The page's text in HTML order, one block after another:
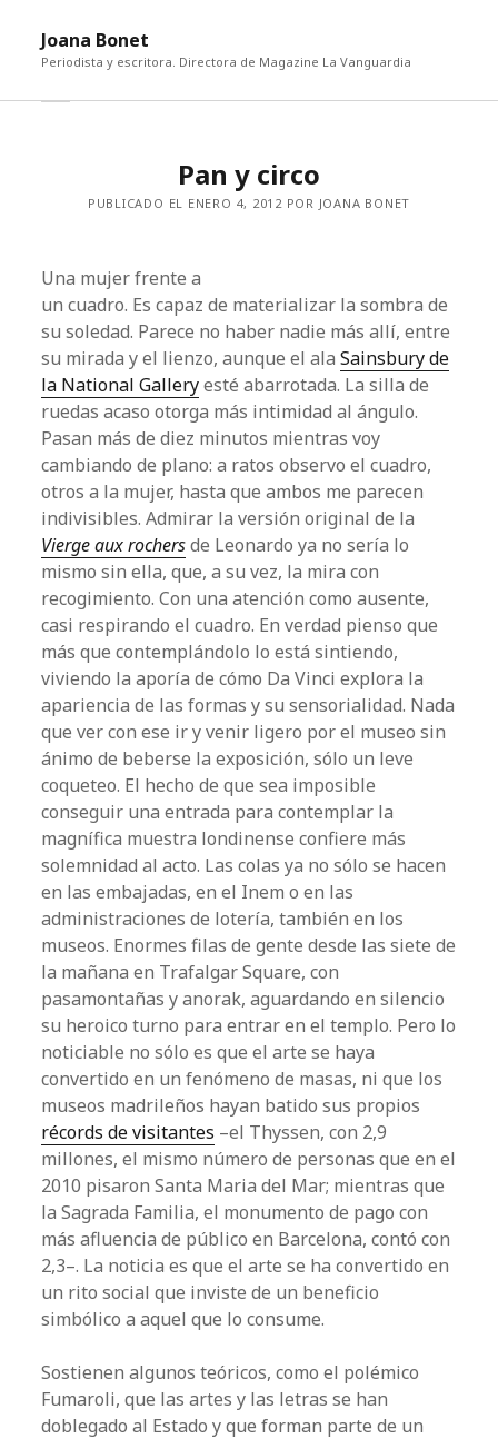
Joana Bonet
Periodista y escritora. Directora de Magazine La Vanguardia
Pan y circo
PUBLICADO EL ENERO 4, 2012 POR JOANA BONET
Una mujer frente a
un cuadro. Es capaz de materializar la sombra de
su soledad. Parece no haber nadie más allí, entre
su mirada y el lienzo, aunque el alaSainsbury de
la National Galleryesté abarrotada. La silla de
ruedas acaso otorga más intimidad al ángulo.
Pasan más de diez minutos mientras voy
cambiando de plano: a ratos observo el cuadro,
otros a la mujer, hasta que ambos me parecen
indivisibles. Admirar la versión original de la
Vierge aux rochersde Leonardo ya no sería lo
mismo sin ella, que, a su vez, la mira con
recogimiento. Con una atención como ausente,
casi respirando el cuadro. En verdad pienso que
más que contemplándolo lo está sintiendo,
viviendo la aporía de cómo Da Vinci explora la
apariencia de las formas y su sensorialidad. Nada
que ver con ese ir y venir ligero por el museo sin
ánimo de beberse la exposición, sólo un leve
coqueteo. El hecho de que sea imposible
conseguir una entrada para contemplar la
magnífica muestra londinense confiere más
solemnidad al acto. Las colas ya no sólo se hacen
en las embajadas, en el Inem o en las
administraciones de lotería, también en los
museos. Enormes filas de gente desde las siete de
la mañana en Trafalgar Square, con
pasamontañas y anorak, aguardando en silencio
su heroico turno para entrar en el templo. Pero lo
noticiable no sólo es que el arte se haya
convertido en un fenómeno de masas, ni que los
museos madrileños hayan batido sus propios
récords de visitantes –el Thyssen, con 2,9
millones, el mismo número de personas que en el
2010 pisaron Santa Maria del Mar; mientras que
la Sagrada Familia, el monumento de pago con
más afluencia de público en Barcelona, contó con
2,3–. La noticia es que el arte se ha convertido en
un rito social que inviste de un beneficio
simbólico a aquel que lo consume.
Sostienen algunos teóricos, como el polémico
Fumaroli, que las artes y las letras se han
doblegado al Estado y que forman parte de un